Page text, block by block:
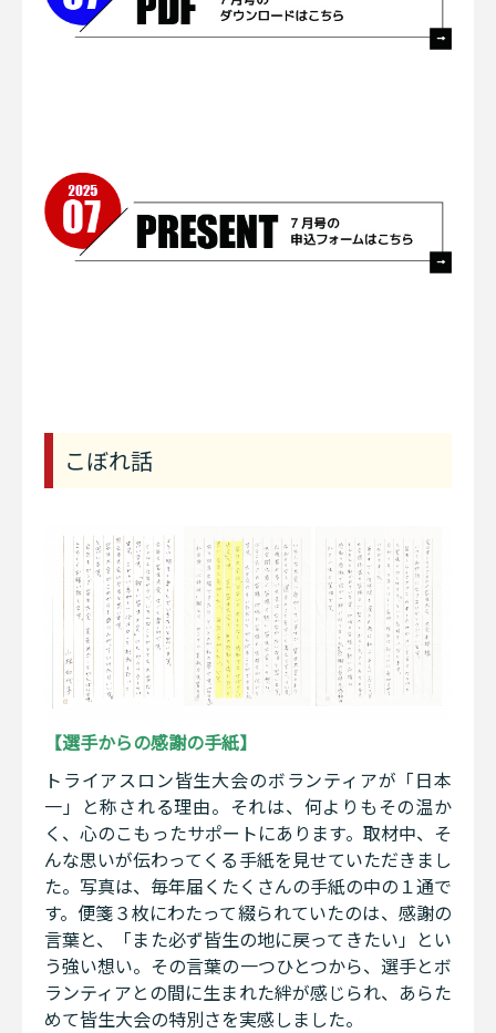
こぼれ話
【選手からの感謝の手紙】
トライアスロン皆生大会のボランティアが「日本
一」と称される理由。それは、何よりもその温か
く、心のこもったサポートにあります。取材中、そ
んな思いが伝わってくる手紙を見せていただきまし
た。写真は、毎年届くたくさんの手紙の中の１通で
す。便箋３枚にわたって綴られていたのは、感謝の
言葉と、「また必ず皆生の地に戻ってきたい」とい
う強い想い。その言葉の一つひとつから、選手とボ
ランティアとの間に生まれた絆が感じられ、あらた
めて皆生大会の特別さを実感しました。